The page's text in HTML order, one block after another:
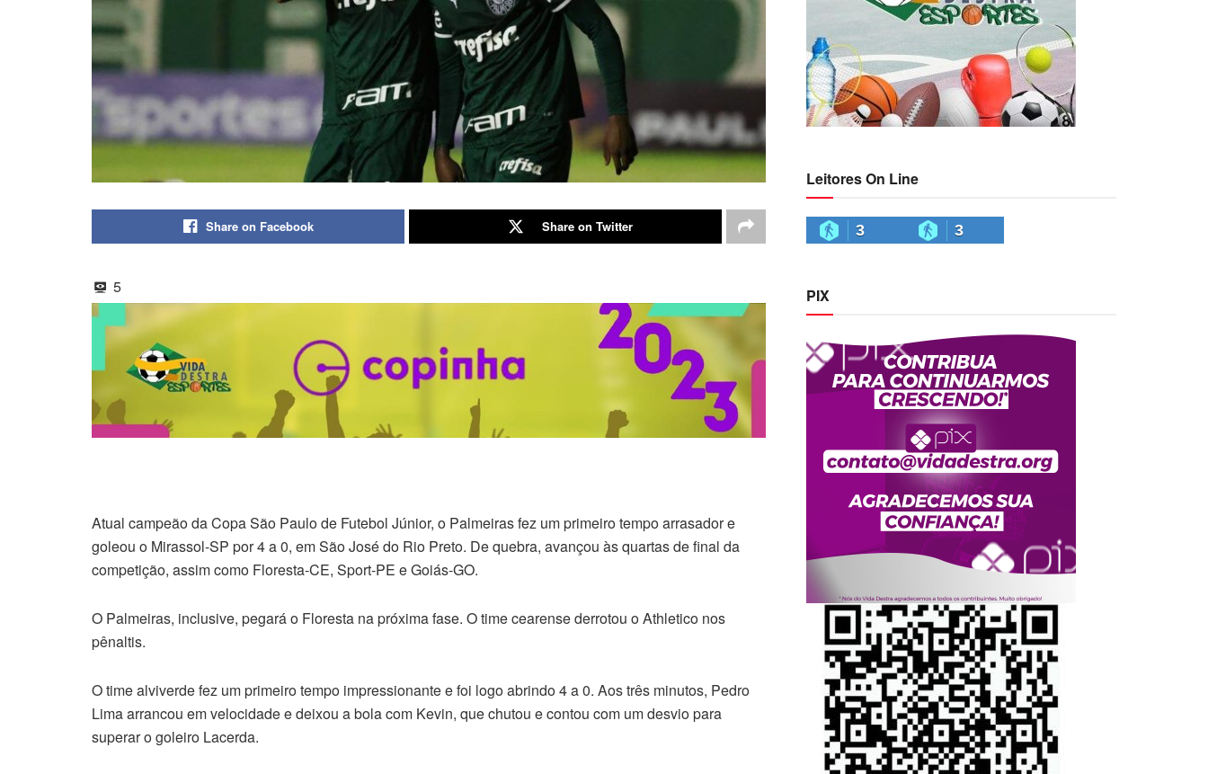
Share on Facebook Share on Twitter
5
Atual campeão da Copa São Paulo de Futebol Júnior, o Palmeiras fez um primeiro tempo arrasador e
goleou o Mirassol-SP por 4 a 0, em São José do Rio Preto. De quebra, avançou às quartas de final da
competição, assim como Floresta-CE, Sport-PE e Goiás-GO.
O Palmeiras, inclusive, pegará o Floresta na próxima fase. O time cearense derrotou o Athletico nos
pênaltis.
O time alviverde fez um primeiro tempo impressionante e foi logo abrindo 4 a 0. Aos três minutos, Pedro
Lima arrancou em velocidade e deixou a bola com Kevin, que chutou e contou com um desvio para
superar o goleiro Lacerda.
Leitores On Line
3 3
PIX